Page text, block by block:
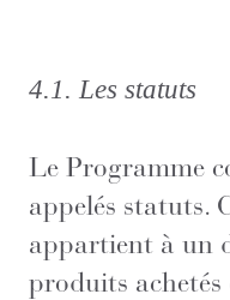
4.1. Les statuts
Le Programme
appelés statuts.
appartient à un
produits